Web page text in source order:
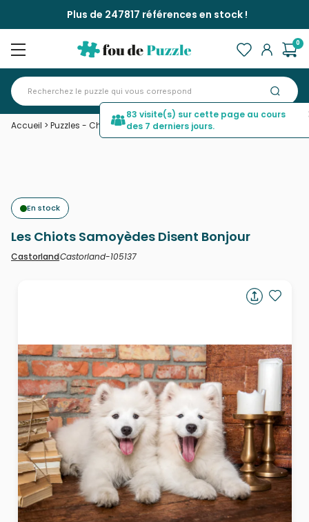
Plus de 247817 références en stock !
0
Accueil > Puzzles - Chiens>Les Chiots Samoyèdes Disent Bonjour
En stock
Les Chiots Samoyèdes Disent Bonjour
CastorlandCastorland-105137
83 visite(s) sur cette page au cours
des 7 derniers jours.